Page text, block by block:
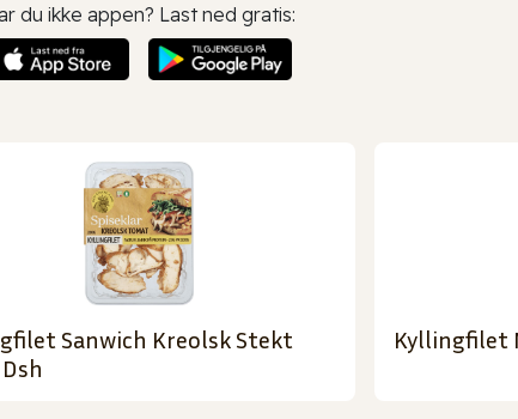
du ikke appen? Last ned gratis:
Sanwich Kreolsk Stekt
Kyllingfilet